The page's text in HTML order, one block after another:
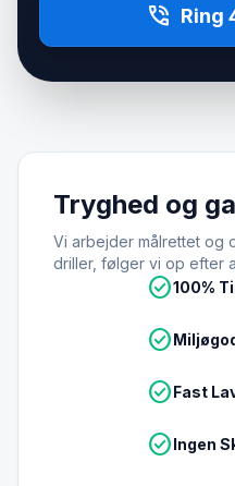
phone_in_talk Ring
Tryghed og
Vi arbejder målrettet og
driller, følger vi op efter
check_circle100%
check_circle
check_circleFast
check_circleIngen